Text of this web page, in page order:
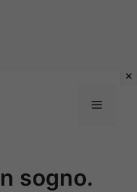
Menu
sogno.